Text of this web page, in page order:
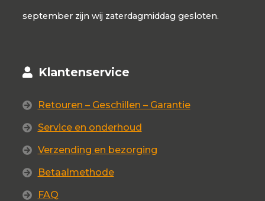
september zijn wij zaterdagmiddag gesloten.
Klantenservice
Retouren – Geschillen – Garantie
Service en onderhoud
Verzending en bezorging
Betaalmethode
FAQ